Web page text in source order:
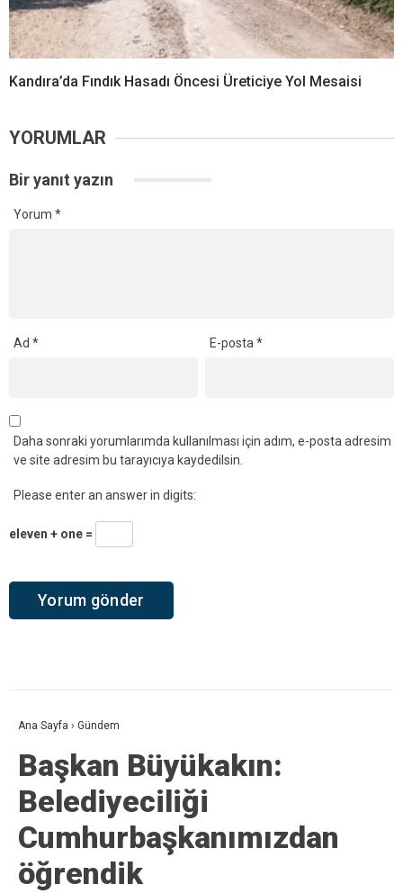
Kandıra’da Fındık Hasadı Öncesi Üreticiye Yol Mesaisi
YORUMLAR
Bir yanıt yazın
Yorum *
Ad * E-posta*
Daha sonraki yorumlarımda kullanılması için adım, e-posta adresim
ve site adresim bu tarayıcıya kaydedilsin.
Please enter an answer in digits:
eleven + one =
Ana Sayfa › Gündem
Başkan Büyükakın:
Belediyeciliği
Cumhurbaşkanımızdan
öğrendik